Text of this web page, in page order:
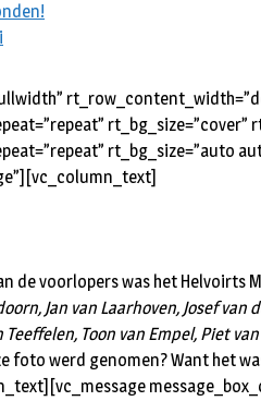
rt_bg_size=”auto
de voorlopers was het
Jan van Laarhoven, Josef
Toon van Empel, Piet
foto werd genomen? Want het